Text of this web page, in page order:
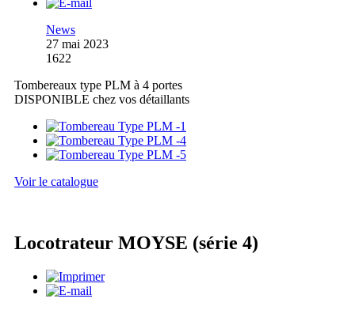
News
27 mai 2023
1622
Tombereaux type PLM à 4 portes
DISPONIBLE chez vos détaillants
Voir le catalogue
Locotrateur MOYSE (série 4)